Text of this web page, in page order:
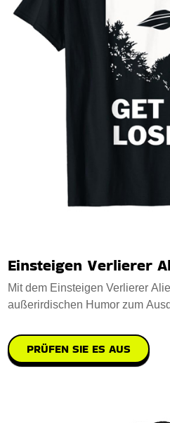
Einsteigen Verlierer
Mit dem Einsteigen Verlierer
außerirdischen Humor zum
PRÜFEN SIE ES AUS